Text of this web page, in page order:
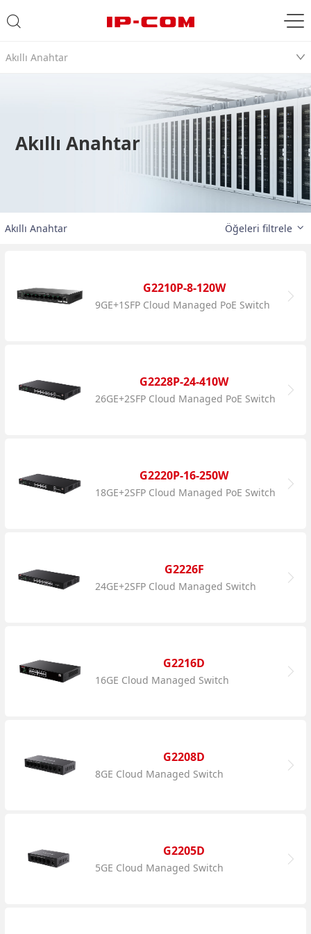
Akıllı Anahtar
Akıllı Anahtar
Akıllı Anahtar Öğeleri filtrele
G2210P-8-120W
9GE+1SFP Cloud Managed PoE Switch
G2228P-24-410W
26GE+2SFP Cloud Managed PoE Switch
G2220P-16-250W
18GE+2SFP Cloud Managed PoE Switch
G2226F
24GE+2SFP Cloud Managed Switch
G2216D
16GE Cloud Managed Switch
G2208D
8GE Cloud Managed Switch
G2205D
5GE Cloud Managed Switch